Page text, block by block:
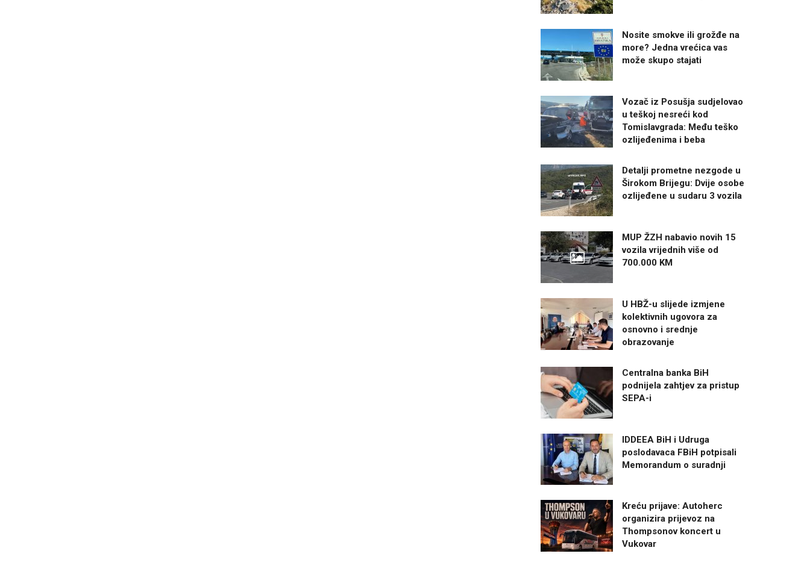
Nosite smokve ili grožđe na
more? Jedna vrećica vas
može skupo stajati
Vozač iz Posušja sudjelovao
u teškoj nesreći kod
Tomislavgrada: Među teško
ozlijeđenima i beba
Detalji prometne nezgode u
Širokom Brijegu: Dvije osobe
ozlijeđene u sudaru 3 vozila
MUP ŽZH nabavio novih 15
vozila vrijednih više od
700.000 KM
U HBŽ-u slijede izmjene
kolektivnih ugovora za
osnovno i srednje
obrazovanje
Centralna banka BiH
podnijela zahtjev za pristup
SEPA-i
IDDEEA BiH i Udruga
poslodavaca FBiH potpisali
Memorandum o suradnji
Kreću prijave: Autoherc
organizira prijevoz na
Thompsonov koncert u
Vukovar